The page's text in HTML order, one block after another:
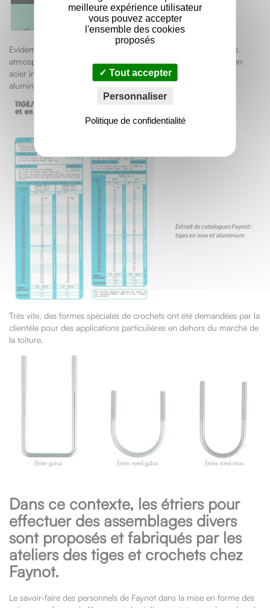
Evidemment, en fonction des besoins ou des expositions à des
atmosphères corrosives, les crochets Faynot ont été déclinés en
acier inoxydables austénitiques A2 304 ou A4 316L, ou en
aluminium.
Très vite, des formes spéciales de crochets ont été demandées par la
clientèle pour des applications particulières en dehors du marché de
la toiture.
Dans ce contexte, les étriers pour
effectuer des assemblages divers
sont proposés et fabriqués par les
ateliers des tiges et crochets chez
Faynot.
Le savoir-faire des personnels de Faynot dans la mise en forme des
meilleure expérience utilisateur
vous pouvez accepter
l'ensemble des cookies
proposés
Tout accepter
Personnaliser
Politique de confidentialité